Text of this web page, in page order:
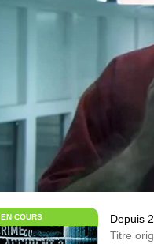
EN COURS Depuis
Titre